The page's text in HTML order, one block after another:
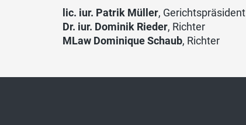
lic. iur. Patrik Müller, Gerichtspräsident
Dr. iur. Dominik Rieder, Richter
MLaw Dominique Schaub, Richter